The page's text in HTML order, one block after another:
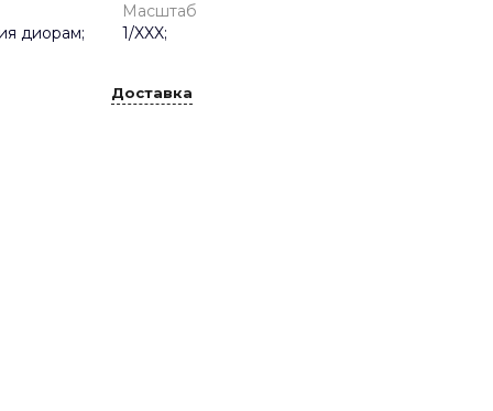
диорам;
Масштаб
1/XXX;
Доставка